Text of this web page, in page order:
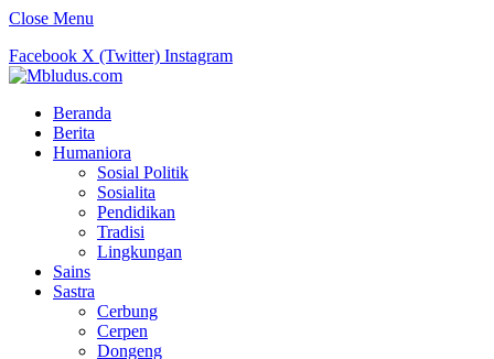
Close Menu
Facebook X (Twitter) Instagram
Beranda
Berita
Humaniora
Sosial Politik
Sosialita
Pendidikan
Tradisi
Lingkungan
Sains
Sastra
Cerbung
Cerpen
Dongeng